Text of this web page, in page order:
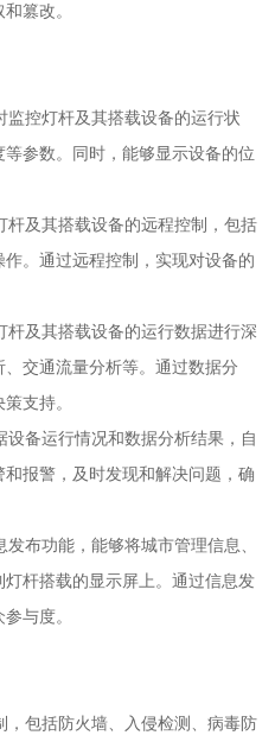
篡改。
控灯杆及其搭载设备的运行状
参数。同时，能够显示设备的位
及其搭载设备的远程控制，包括
。通过远程控制，实现对设备的
及其搭载设备的运行数据进行深
交通流量分析等。通过数据分
支持。
备运行情况和数据分析结果，自
报警，及时发现和解决问题，确
布功能，能够将城市管理信息、
杆搭载的显示屏上。通过信息发
与度。
包括防火墙、入侵检测、病毒防